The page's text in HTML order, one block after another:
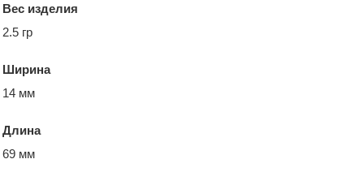
Вес изделия
2.5 гр
Ширина
14 мм
Длина
69 мм